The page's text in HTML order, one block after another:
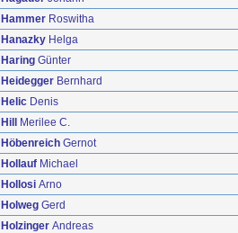
Hammer Roswitha
Hanazky Helga
Haring Günter
Heidegger Bernhard
Helic Denis
Hill
Merilee C.
Höbenreich Gernot
Hollauf Michael
Hollosi Arno
Holweg Gerd
Holzinger Andreas